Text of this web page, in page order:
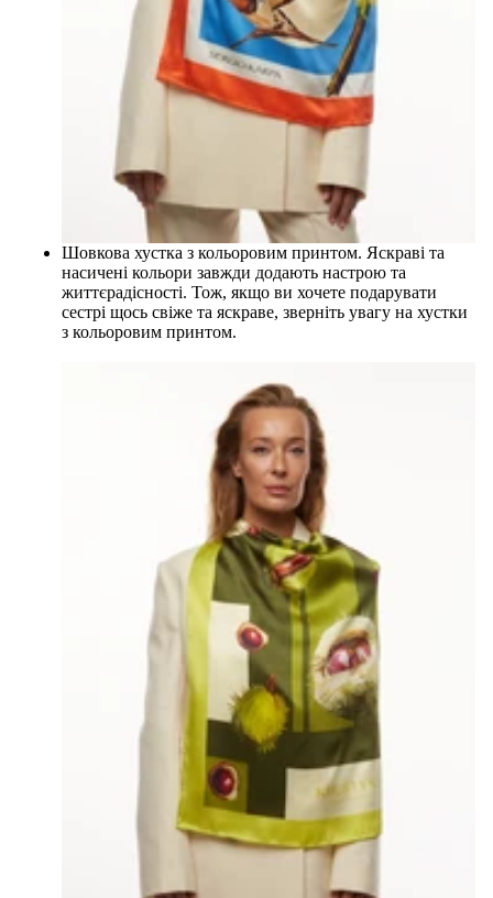
Шовкова хустка з кольоровим принтом. Яскраві та
насичені кольори завжди додають настрою та
життєрадісності. Тож, якщо ви хочете подарувати
сестрі щось свіже та яскраве, зверніть увагу на хустки
з кольоровим принтом.